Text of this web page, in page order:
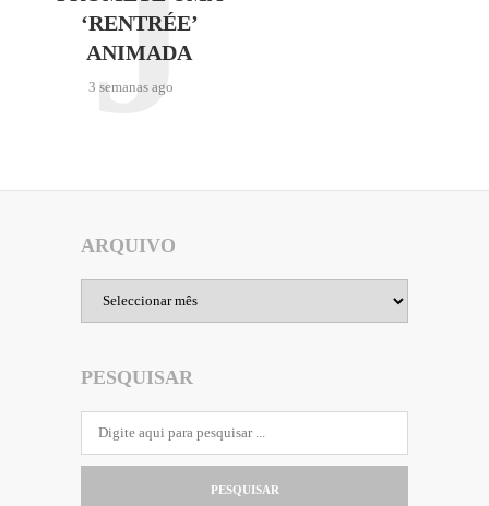
‘RENTRÉE’
ANIMADA
3 semanas ago
J
ARQUIVO
PESQUISAR
PESQUISAR